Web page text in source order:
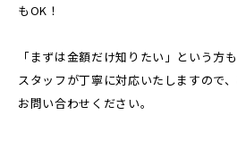
もOK！
「まずは金額だけ知りたい」という方
スタッフが丁寧に対応いたしますので
お問い合わせください。